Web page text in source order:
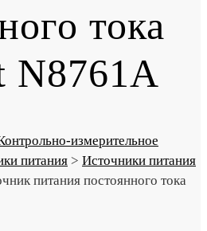
тока
N8761A
измерительное
питания > Источники питания
питания постоянного тока